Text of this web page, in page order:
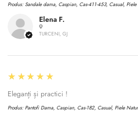
Elena F.
TURCENI, GJ
Produs: Sandale dama, Caspian, Cas-411-453, Casual, Piele
5
★★★★★
Eleganți și practici !
Produs: Pantofi Dama, Caspian, Cas-182, Casual, Piele